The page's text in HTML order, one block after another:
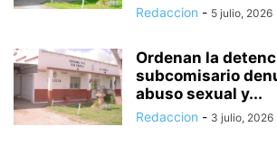
Redaccion - 5 julio, 2026
Ordenan la
subcomisario
abuso sexual y...
Redaccion - 3 julio, 2026